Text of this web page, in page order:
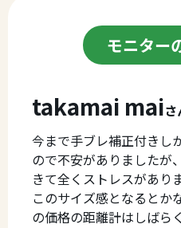
モニター
takamai mai
今まで手ブレ補正付きし
ので不安がありましたが
きて全くストレスがあり
このサイズ感となるとか
の価格の距離計はしばら